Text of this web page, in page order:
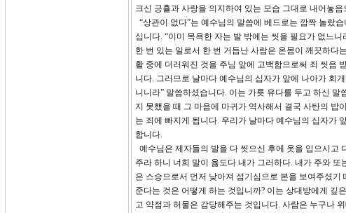
크신 긍휼과 사랑을 의지하여 있는 모습 그대로 내어놓
“상관이 없다”는 예수님의 말씀에 베드로는 깜짝 놀랐
십니다. “이미 목욕한 자는 발 밖에는 씻을 필요가 없느
한 번 있는 일로서 한 번 거듭난 사람은 온몸이 깨끗하다
활 중에 더러워진 것을 주님 앞에 고백함으로써 죄 씻음
니다. 그러므로 날마다 예수님의 십자가 앞에 나아가 회
니니라” 말씀하셨습니다. 이는 가룟 유다를 두고 하신
지 못했을 때 그 마음에 마귀가 역사해서 결국 사탄의 밥
는 죄에 빠지게 됩니다. 우리가 날마다 예수님의 십자가
합니다.
예수님은 제자들의 발을 다 씻으신 후에 옷을 입으시고
주라 하니 너희 말이 옳도다 내가 그러하다. 내가 주와
은 스승으로서 먼저 낮아져 섬기심으로 본을 보여주셨
준다는 것은 어떻게 하는 것입니까? 이는 상대방에게 깊
고 약점과 허물은 감당해주는 것입니다. 사람은 누구나